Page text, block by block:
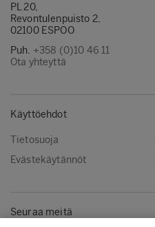
PL 20,
Revontulenpuisto 2,
02100 ESPOO
Puh. +358 (0)10 46 11
Ota yhteyttä
Käyttöehdot
Tietosuoja
Evästekäytännöt
Seuraa meitä